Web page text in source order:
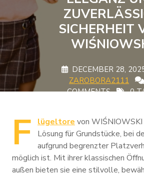
SICHERHEIT
DECEMBER 28,
ZAROBORA2111
COMMENTS
0
F lügeltore von
Lösung für Grundstücke, bei
aufgrund begrenzter
möglich ist. Mit ihrer klassischen
außen bieten sie eine stilvolle,